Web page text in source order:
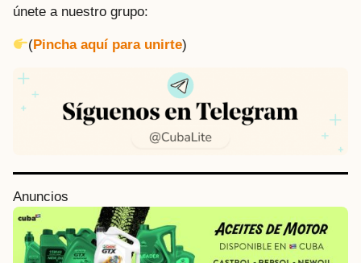
únete a nuestro grupo:
(Pincha aquí para unirte)
Anuncios
P
o